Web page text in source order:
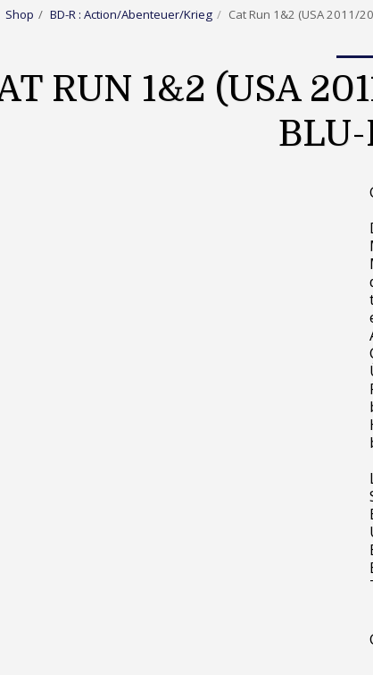
Shop BD-R : Action/Abenteuer/Krieg Cat Run 1&2 (USA 2011/
RUN 1&2 (USA
BLU-